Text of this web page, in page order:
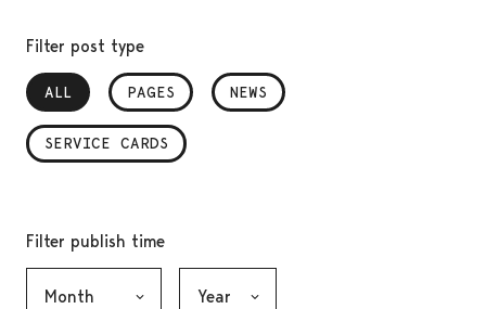
Filter post type
ALL
, SELECTEDPAGES NEWS
SERVICE CARDS
Filter publish time